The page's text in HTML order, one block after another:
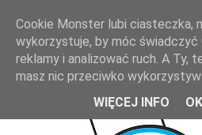
Cookie Monster lubi ciasteczka,
wykorzystuje, by móc świadczyć
reklamy i analizować ruch. A Ty,
masz nic przeciwko
WIĘCEJ INFO